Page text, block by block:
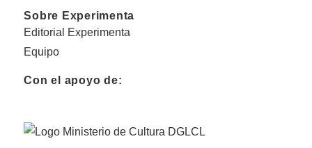
Sobre Experimenta
Editorial Experimenta
Equipo
Con el apoyo de: